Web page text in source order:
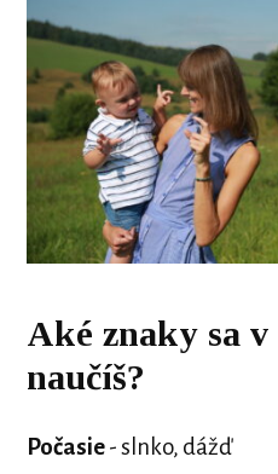
Aké znaky sa
naučíš?
Počasie-